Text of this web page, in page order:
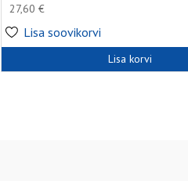
27,60 €
Lisa soovikorvi
Lisa korvi